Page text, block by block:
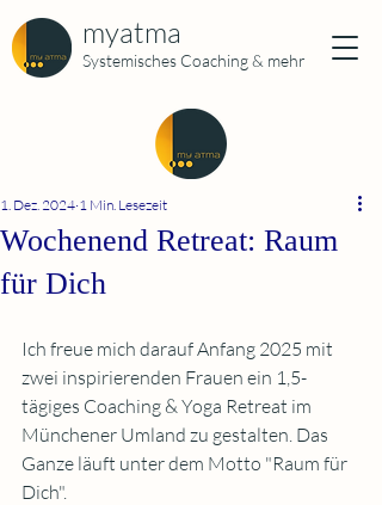
myatma
Systemisches Coaching & mehr
Wochenend Retreat: Raum
für Dich
1. Dez. 2024 1 Min. Lesezeit
Ich freue mich darauf Anfang 2025 mit
zwei inspirierenden Frauen ein 1,5-
tägiges Coaching & Yoga Retreat im
Münchener Umland zu gestalten. Das
Ganze läuft unter dem Motto "Raum für
Dich".